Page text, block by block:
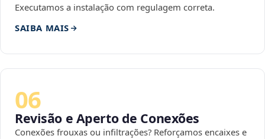
Executamos a instalação com regulagem correta.
SAIBA MAIS
06
Revisão e Aperto de Conexões
Conexões frouxas ou infiltrações? Reforçamos encaixes e